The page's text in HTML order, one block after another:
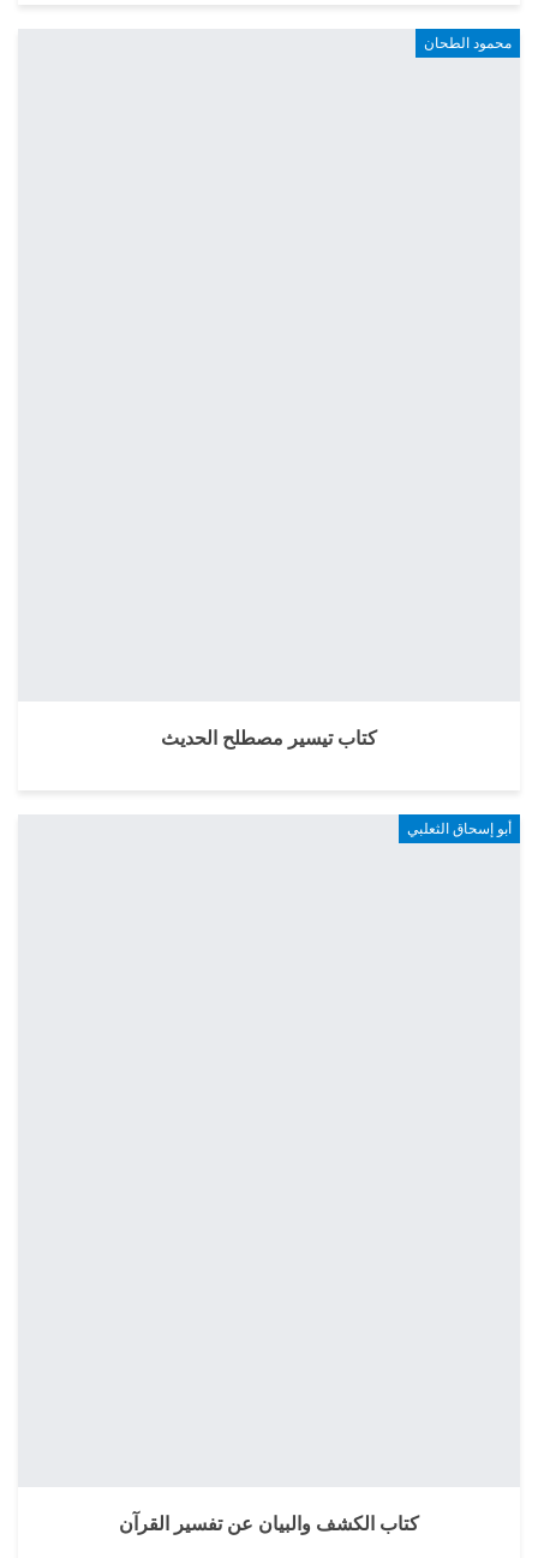
محمود الطحان
كتاب تيسير مصطلح الحديث
أبو إسحاق الثعلبي
كتاب الكشف والبيان عن تفسير القرآن